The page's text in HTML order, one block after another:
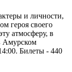
и личности,
героя своего
атмосферу, в
Амурском
Билеты - 440